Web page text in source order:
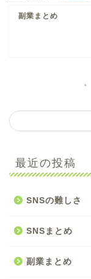
副業まとめ
最近の投稿
SNSの難しさ
SNSまとめ
副業まとめ